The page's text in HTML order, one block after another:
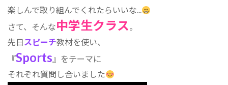
楽しんで取り組んでくれたらいいな...
さて、そんな中学生クラス。
先日スピーチ教材を使い、
『Sports 』をテーマに
それぞれ質問し合いました